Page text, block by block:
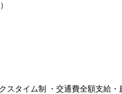
タイム制 ・交通費全額支給